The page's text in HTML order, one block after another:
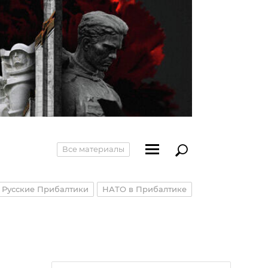
Все материалы
Русские Прибалтики НАТО в Прибалтике